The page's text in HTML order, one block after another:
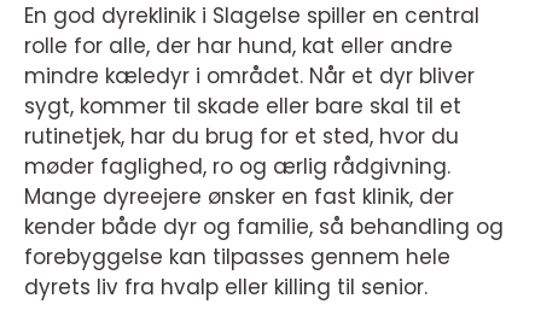
En god dyreklinik i Slagelse spiller en central
rolle for alle, der har hund, kat eller andre
mindre kæledyr i området. Når et dyr bliver
sygt, kommer til skade eller bare skal til et
rutinetjek, har du brug for et sted, hvor du
møder faglighed, ro og ærlig rådgivning.
Mange dyreejere ønsker en fast klinik, der
kender både dyr og familie, så behandling og
forebyggelse kan tilpasses gennem hele
dyrets liv fra hvalp eller killing til senior.